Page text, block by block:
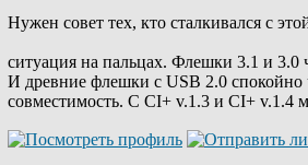
Нужен совет тех, кто сталкивался с
ситуация на пальцах. Флешки 3.1 и 3.0
И древние флешки с USB 2.0
совместимость. С CI+ v.1.3 и CI+ v.1.4